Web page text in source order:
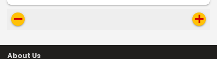
remove add
About Us